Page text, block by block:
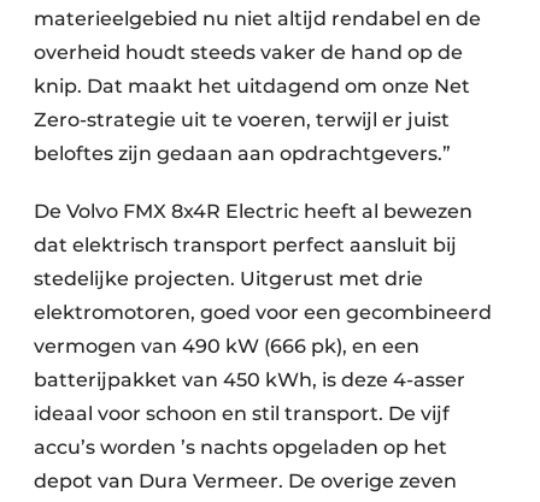
materieelgebied nu niet altijd rendabel en de
overheid houdt steeds vaker de hand op de
knip. Dat maakt het uitdagend om onze Net
Zero-strategie uit te voeren, terwijl er juist
beloftes zijn gedaan aan opdrachtgevers.”
De Volvo FMX 8x4R Electric heeft al bewezen
dat elektrisch transport perfect aansluit bij
stedelijke projecten. Uitgerust met drie
elektromotoren, goed voor een gecombineerd
vermogen van 490 kW (666 pk), en een
batterijpakket van 450 kWh, is deze 4-asser
ideaal voor schoon en stil transport. De vijf
accu’s worden ’s nachts opgeladen op het
depot van Dura Vermeer. De overige zeven